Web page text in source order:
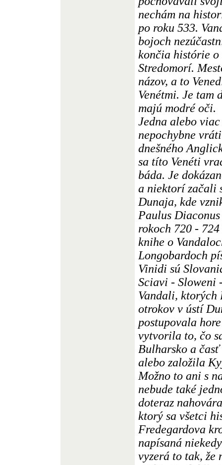
nechám na
po roku 533.
bojoch
končia histórie
Stredomorí.
názov, a to
Venétmi. Je tam
majú modré oči.
Jedna alebo
nepochybne
dnešného
sa títo Venéti
báda. Je
a niektorí začali
Dunaja, kde
Paulus
rokoch 720 -
knihe o
Longobardoch
Vinidi sú
Sciavi - Sloweni
Vandali, ktorých
otrokov v ústí
postupovala
vytvorila to, čo
Bulharsko a
alebo založila
Možno to ani s
nebude také
doteraz
ktorý sa všetci
Fredegardova
napísaná
vyzerá to tak, že